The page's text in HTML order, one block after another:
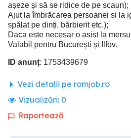
așeze și să se ridice de pe scaun);
Ajut la îmbrăcarea persoanei si la
spălat pe dinți, bărbierit etc.);
Daca este necesar o asist la
Valabil pentru București și Ilfov.
ID anunț: 1753439679
Vezi detalii pe romjob.ro
Vizualizări: 0
Raportează